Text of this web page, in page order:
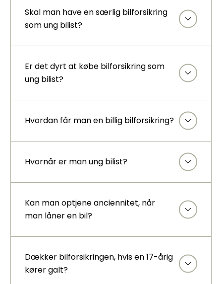
Skal man have en særlig bilforsikring
som ung bilist?
Er det dyrt at købe bilforsikring som
ung bilist?
Hvordan får man en billig bilforsikring?
Hvornår er man ung bilist?
Kan man optjene anciennitet, når
man låner en bil?
Dækker bilforsikringen, hvis en 17-årig
kører galt?